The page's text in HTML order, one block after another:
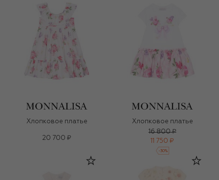
Хлопковое платье
20 700 ₽
Хлопковое платье
16 800 ₽
11 750 ₽
-30%